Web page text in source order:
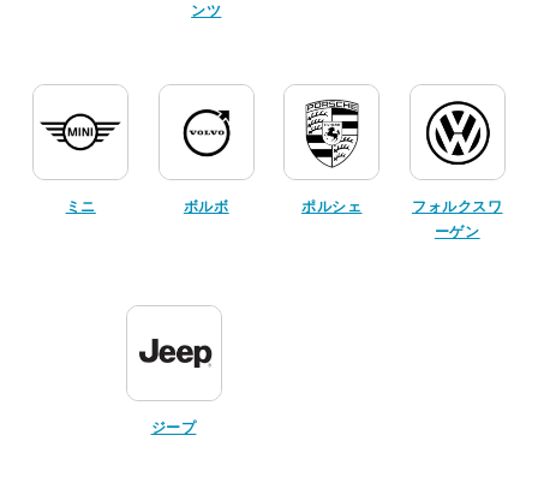
ンツ
ミニ ボルボ ポルシェ
フォルクスワ
ーゲン
ジープ